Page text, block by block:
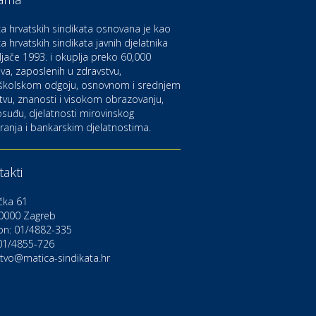
i edukacija
Kerempuh
i edukacija
ZKM
moto i tehnika
i osiguranje
osiguranje
hrvatskih sindikata osnovana je kao
hrvatskih sindikata javnih djelatnika
1993. i okuplja preko 60,000
zaposlenih u zdravstvu,
odgoju, osnovnom i srednjem
znanosti i visokom obrazovanju,
djelatnosti mirovinskog
i bankarskim djelatnostima.
61
Zagreb
01/4882-335
4855-726
sindikata.hr